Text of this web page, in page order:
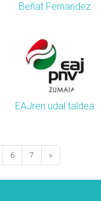
Beñat Fernandez
EAJren udal taldea
6 7 »